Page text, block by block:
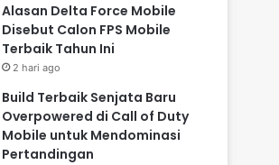
Alasan Delta Force Mobile
Disebut Calon FPS Mobile
Terbaik Tahun Ini
2 hari ago
Build Terbaik Senjata Baru
Overpowered di Call of Duty
Mobile untuk Mendominasi
Pertandingan